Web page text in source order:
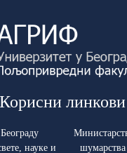
Корисни линкови
науке и